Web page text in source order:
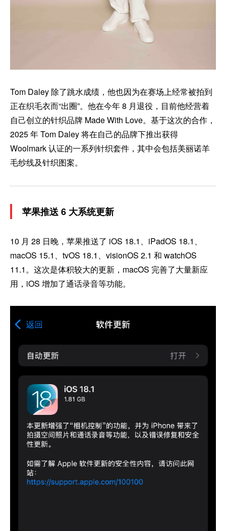
Tom Daley 除了跳水成绩，他也因为在赛场上经常被拍到
正在织毛衣而“出圈”。他在今年 8 月退役，目前他经营着
自己创立的针织品牌 Made With Love。基于这次的合作，
2025 年 Tom Daley 将在自己的品牌下推出获得
Woolmark 认证的一系列针织套件，其中会包括美丽诺羊
毛纱线及针织图案。
苹果推送 6 大系统更新
10 月 28 日晚，苹果推送了 iOS 18.1、iPadOS 18.1、
macOS 15.1、tvOS 18.1、visionOS 2.1 和 watchOS
11.1。这次是体积较大的更新，macOS 完善了大量新应
用，iOS 增加了通话录音等功能。